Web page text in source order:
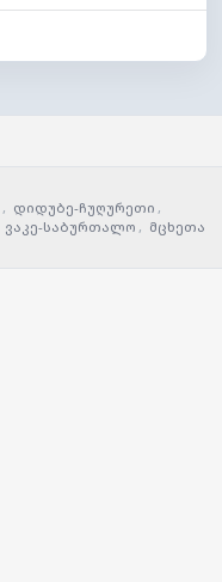
, დიდუბე-ჩუღურეთი ,
ვაკე-საბურთალო , მცხეთა